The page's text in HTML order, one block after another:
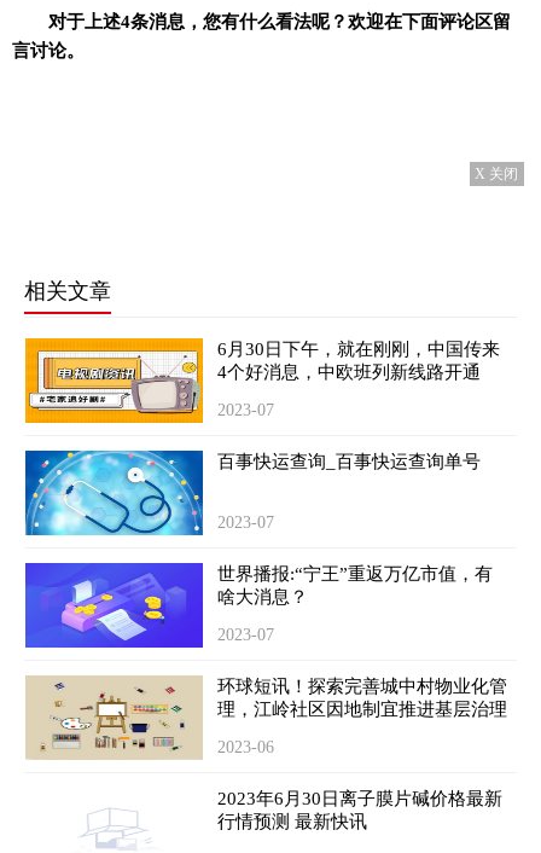
对于上述4条消息，您有什么看法呢？欢迎在下面评论区留
言讨论。
X 关闭
相关文章
6月30日下午，就在刚刚，中国传来
4个好消息，中欧班列新线路开通
2023-07
百事快运查询_百事快运查询单号
2023-07
世界播报:“宁王”重返万亿市值，有
啥大消息？
2023-07
环球短讯！探索完善城中村物业化管
理，江岭社区因地制宜推进基层治理
2023-06
2023年6月30日离子膜片碱价格最新
行情预测 最新快讯